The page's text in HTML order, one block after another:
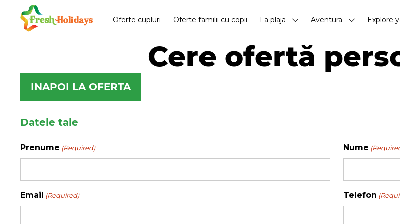
Oferte cupluri Oferte familii cu copii La plaja Aventura Explore
Cere ofertă
INAPOI LA OFERTA
Datele tale
Prenume (Required) Nume
Email (Required) Telefon